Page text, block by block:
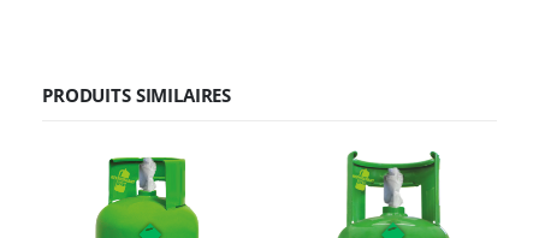
PRODUITS SIMILAIRES